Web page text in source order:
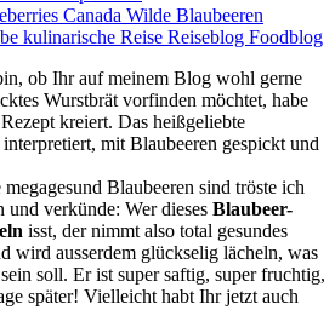
ob Ihr auf meinem Blog wohl gerne
Wurstbrät vorfinden möchtet, habe
kreiert. Das heißgeliebte
mit Blaubeeren gespickt und
Blaubeeren sind tröste ich
und verkünde: Wer dieses Blaubeer-
isst, der nimmt also total gesundes
wird ausserdem glückselig lächeln, was
soll. Er ist super saftig, super fruchtig,
später! Vielleicht habt Ihr jetzt auch